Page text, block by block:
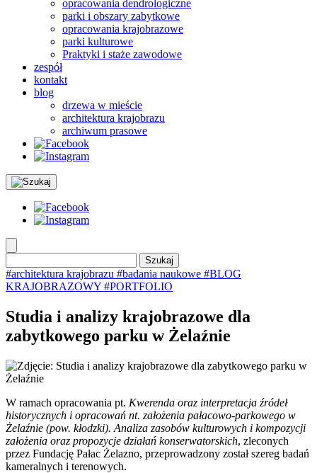
opracowania dendrologiczne
parki i obszary zabytkowe
opracowania krajobrazowe
parki kulturowe
Praktyki i staże zawodowe
zespół
kontakt
blog
drzewa w mieście
architektura krajobrazu
archiwum prasowe
#architektura krajobrazu #badania naukowe #BLOG
KRAJOBRAZOWY #PORTFOLIO
Studia i analizy krajobrazowe dla
zabytkowego parku w Żelaźnie
W ramach opracowania pt. Kwerenda oraz interpretacja źródeł
historycznych i opracowań nt. założenia pałacowo-parkowego w
Żelaźnie (pow. kłodzki). Analiza zasobów kulturowych i kompozycji
założenia oraz propozycje działań konserwatorskich, zleconych
przez Fundację Pałac Żelazno, przeprowadzony został szereg badań
kameralnych i terenowych.